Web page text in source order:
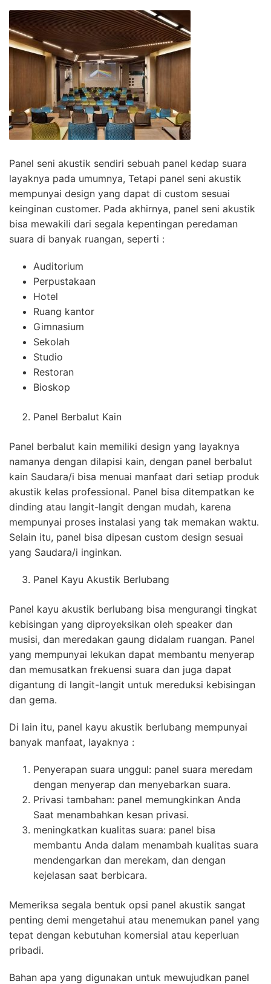
Panel seni akustik sendiri sebuah panel kedap suara
layaknya pada umumnya, Tetapi panel seni akustik
mempunyai design yang dapat di custom sesuai
keinginan customer. Pada akhirnya, panel seni akustik
bisa mewakili dari segala kepentingan peredaman
suara di banyak ruangan, seperti :
Auditorium
Perpustakaan
Hotel
Ruang kantor
Gimnasium
Sekolah
Studio
Restoran
Bioskop
Panel Berbalut Kain
Panel berbalut kain memiliki design yang layaknya
namanya dengan dilapisi kain, dengan panel berbalut
kain Saudara/i bisa menuai manfaat dari setiap produk
akustik kelas professional. Panel bisa ditempatkan ke
dinding atau langit-langit dengan mudah, karena
mempunyai proses instalasi yang tak memakan waktu.
Selain itu, panel bisa dipesan custom design sesuai
yang Saudara/i inginkan.
Panel Kayu Akustik Berlubang
Panel kayu akustik berlubang bisa mengurangi tingkat
kebisingan yang diproyeksikan oleh speaker dan
musisi, dan meredakan gaung didalam ruangan. Panel
yang mempunyai lekukan dapat membantu menyerap
dan memusatkan frekuensi suara dan juga dapat
digantung di langit-langit untuk mereduksi kebisingan
dan gema.
Di lain itu, panel kayu akustik berlubang mempunyai
banyak manfaat, layaknya :
Penyerapan suara unggul: panel suara meredam
dengan menyerap dan menyebarkan suara.
Privasi tambahan: panel memungkinkan Anda
Saat menambahkan kesan privasi.
meningkatkan kualitas suara: panel bisa
membantu Anda dalam menambah kualitas suara
mendengarkan dan merekam, dan dengan
kejelasan saat berbicara.
Memeriksa segala bentuk opsi panel akustik sangat
penting demi mengetahui atau menemukan panel yang
tepat dengan kebutuhan komersial atau keperluan
pribadi.
Bahan apa yang digunakan untuk mewujudkan panel